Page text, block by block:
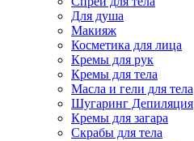
Для душа
Макияж
Косметика для лица
Кремы для рук
Кремы для тела
Масла и гели для тела
Шугаринг Депиляция
Кремы для загара
Скрабы для тела